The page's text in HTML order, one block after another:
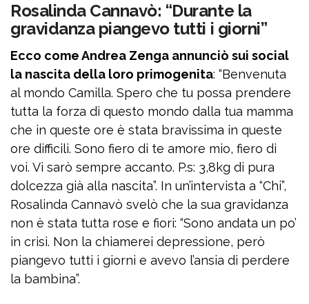
Rosalinda Cannavò: “Durante la
gravidanza piangevo tutti i giorni”
Ecco come Andrea Zenga annunciò sui social
la nascita della loro primogenita: “Benvenuta
al mondo Camilla. Spero che tu possa prendere
tutta la forza di questo mondo dalla tua mamma
che in queste ore è stata bravissima in queste
ore difficili. Sono fiero di te amore mio, fiero di
voi. Vi sarò sempre accanto. P.s: 3,8kg di pura
dolcezza già alla nascita”. In un’intervista a “Chi”,
Rosalinda Cannavò svelò che la sua gravidanza
non è stata tutta rose e fiori: “Sono andata un po’
in crisi. Non la chiamerei depressione, però
piangevo tutti i giorni e avevo l’ansia di perdere
la bambina”.